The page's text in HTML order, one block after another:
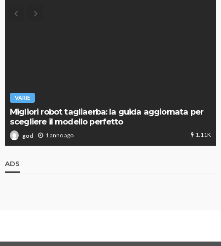
VARIE
Migliori robot tagliaerba: la guida aggiornata per
scegliere il modello perfetto
god 1 anno ago 1.11K
ADS